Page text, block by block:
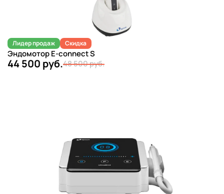
Лидер продаж Скидка
Эндомотор E-connect S
44 500 руб.48 500 руб.